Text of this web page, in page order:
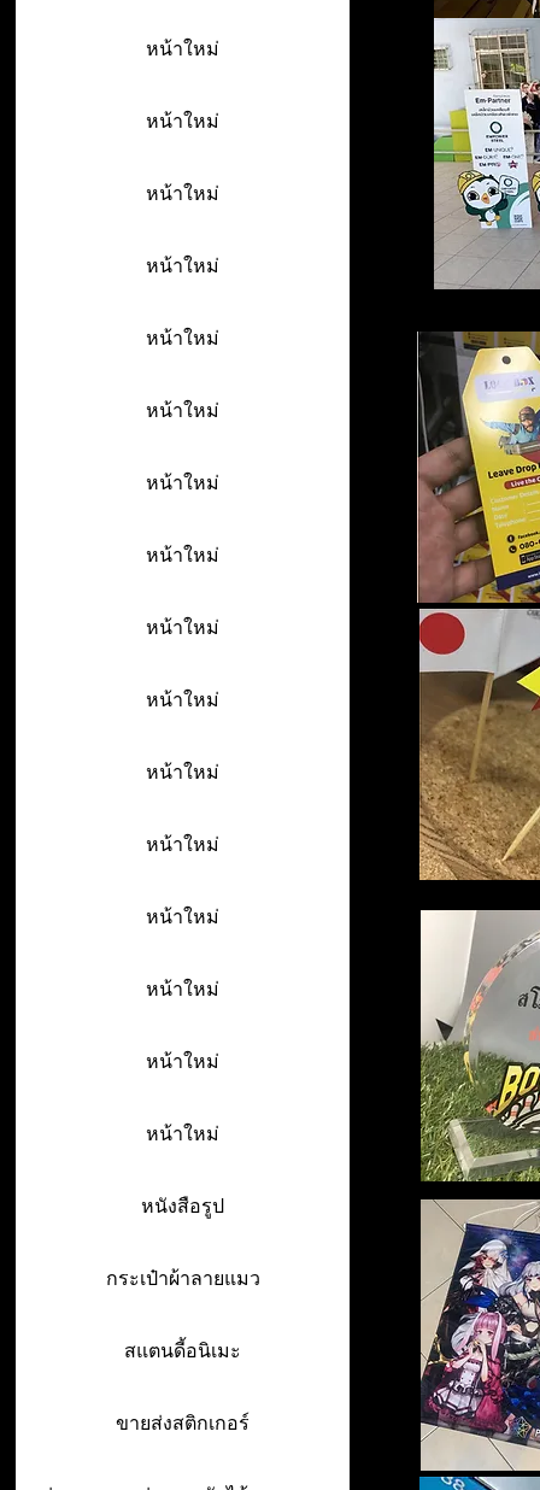
หน้าใหม่
หน้าใหม่
หน้าใหม่
หน้าใหม่
หน้าใหม่
หน้าใหม่
หน้าใหม่
หน้าใหม่
หน้าใหม่
หน้าใหม่
หน้าใหม่
หน้าใหม่
หน้าใหม่
หน้าใหม่
หน้าใหม่
หน้าใหม่
หนังสือรูป
กระเป๋าผ้าลายแมว
สแตนดี้อนิเมะ
ขายส่งสติกเกอร์